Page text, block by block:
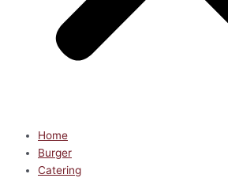
Home
Burger
Catering